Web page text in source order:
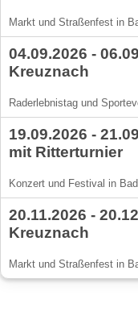
Markt und Straßenfest in
04.09.2026 -
Kreuznach
Raderlebnistag und
19.09.2026 -
mit Ritterturnier
Konzert und Festival in
20.11.2026 -
Kreuznach
Markt und Straßenfest in